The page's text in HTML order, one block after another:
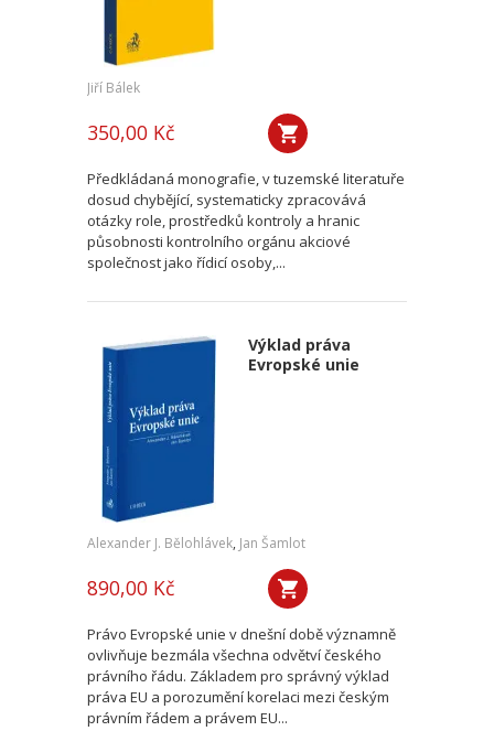
Jiří Bálek
350,00 Kč
Předkládaná monografie, v tuzemské literatuře
dosud chybějící, systematicky zpracovává
otázky role, prostředků kontroly a hranic
působnosti kontrolního orgánu akciové
společnost jako řídicí osoby,...
Výklad práva
Evropské unie
Alexander J. Bělohlávek, Jan Šamlot
890,00 Kč
Právo Evropské unie v dnešní době významně
ovlivňuje bezmála všechna odvětví českého
právního řádu. Základem pro správný výklad
práva EU a porozumění korelaci mezi českým
právním řádem a právem EU...